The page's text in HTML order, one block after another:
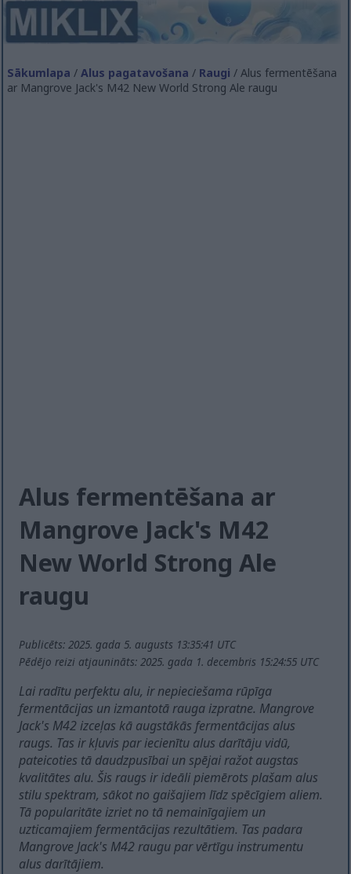
Sākumlapa /Alus pagatavošana / Raugi / Alus fermentēšana
ar Mangrove Jack's M42 New World Strong Ale raugu
Alus fermentēšana ar
Mangrove Jack's M42
New World Strong Ale
raugu
Publicēts: 2025. gada 5. augusts 13:35:41 UTC
Pēdējo reizi atjaunināts: 2025. gada 1. decembris 15:24:55 UTC
Lai radītu perfektu alu, ir nepieciešama rūpīga
fermentācijas un izmantotā rauga izpratne. Mangrove
Jack's M42 izceļas kā augstākās fermentācijas alus
raugs. Tas ir kļuvis par iecienītu alus darītāju vidū,
pateicoties tā daudzpusībai un spējai ražot augstas
kvalitātes alu. Šis raugs ir ideāli piemērots plašam alus
stilu spektram, sākot no gaišajiem līdz spēcīgiem aliem.
Tā popularitāte izriet no tā nemainīgajiem un
uzticamajiem fermentācijas rezultātiem. Tas padara
Mangrove Jack's M42 raugu par vērtīgu instrumentu
alus darītājiem.